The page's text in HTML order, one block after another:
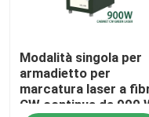
Modalità singola per
armadietto per
marcatura laser a
CW continua da 900